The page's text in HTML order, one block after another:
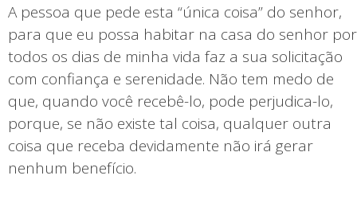
A pessoa que pede esta “única coisa” do senhor,
para que eu possa habitar na casa do senhor por
todos os dias de minha vida faz a sua solicitação
com confiança e serenidade. Não tem medo de
que, quando você recebê-lo, pode perjudica-lo,
porque, se não existe tal coisa, qualquer outra
coisa que receba devidamente não irá gerar
nenhum benefício.